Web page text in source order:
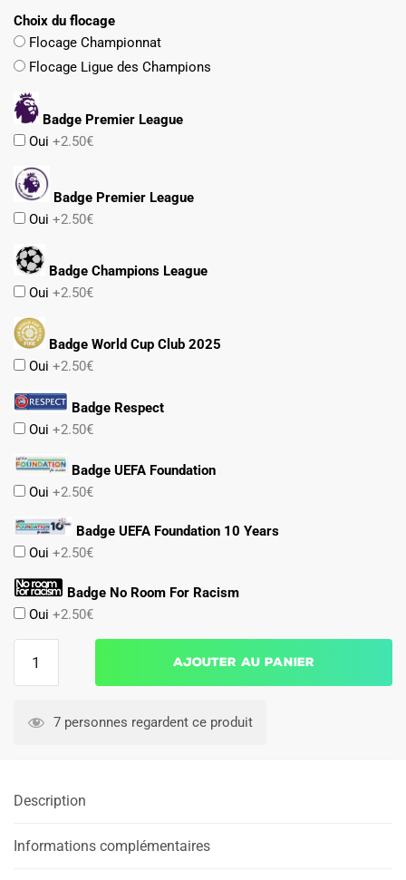
Choix du flocage
Flocage Championnat
Flocage Ligue des Champions
Badge Premier League
Oui +2.50€
Badge Premier League
Oui +2.50€
Badge Champions League
Oui +2.50€
Badge World Cup Club 2025
Oui +2.50€
Badge Respect
Oui +2.50€
Badge UEFA Foundation
Oui +2.50€
Badge UEFA Foundation 10 Years
Oui +2.50€
Badge No Room For Racism
Oui +2.50€
Chelsea
Femme
Ajouter au panier
7 personnes regardent ce produit
Description
Informations complémentaires